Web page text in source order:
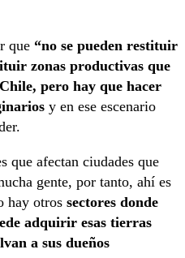
que “no se pueden restituir
zonas productivas que
pero hay que hacer
y en ese escenario
que afectan ciudades que
gente, por tanto, ahí es
hay otros sectores donde
adquirir esas tierras
a sus dueños